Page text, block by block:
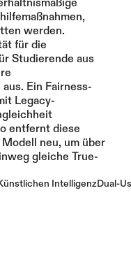
werden.
für die
Studierende aus
Ein Fairness-
Legacy-
entfernt diese
neu, um über
gleiche True-
IntelligenzDual-